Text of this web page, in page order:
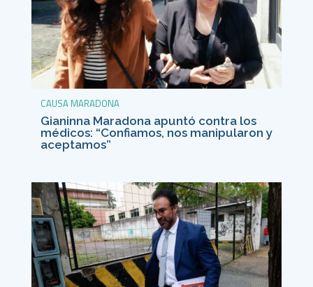
CAUSA MARADONA
Gianinna Maradona apuntó contra los
médicos: “Confiamos, nos manipularon y
aceptamos”